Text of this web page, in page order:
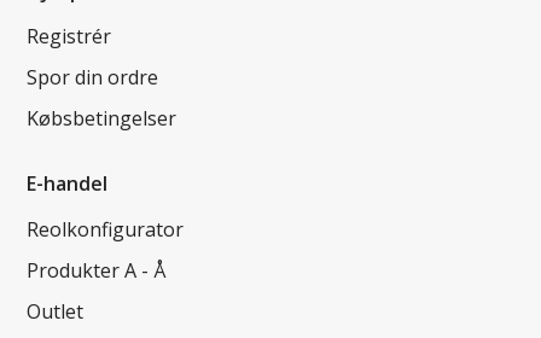
Registrér
Spor din ordre
Købsbetingelser
E-handel
Reolkonfigurator
Produkter A - Å
Outlet